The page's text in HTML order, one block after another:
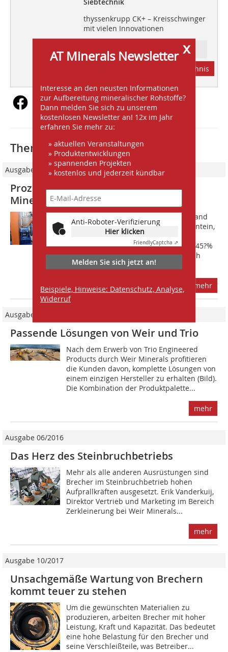
thyssenkrupp CK+ – Kreisschwinger
mit vielen Innovationen
Ressort: FOCUS INDUSTRY
Inhaltsverzeichnis
x
AT Minerals Newsletter
Interesse an den neusten Informationen
zur Aufbereitung mineralischer Rohstoffe?
Dann melden Sie sich zu unserem
kostenlosen Newsletter an! 12x im Jahr
erfahren Sie mehr zu:
» aktuellen Veranstaltungen
» Produktentwicklungen
» spannenden Projekten
» kostenlos und jederzeit kündbar
Anti-Roboter-Verifizierung
Hier klicken
FriendlyCaptcha ⇗
Melden Sie sich jetzt an!
Beispiele, Hinweise: Datenschutz, Analyse,
Widerruf
Thematisch passende Artikel:
Ausgabe 09/2017
Prozessorientierte Lösung von WEIR
Minerals steigert Ergebnis von CNC
CNC Crushers, dem Lieferanten von Sand
und Zuschlagsstoffen mit Sitz in Stilfontein,
gelang es, den Durchsatz seiner
Brecheranlage Roadstone Shaft 5 um 45?%
zu steigern. Gleichzeitig konnten durch
die...
mehr
Ausgabe 07-08/2015
Passende Lösungen von Weir und Trio
Nach dem Erwerb von Trio Engineered
Products durch Weir Minerals profitieren
die Kunden davon, komplette Lösungen von
einem einzigen Hersteller zu erhalten (Bild).
Die Kombination der Produktpalette...
mehr
Ausgabe 06/2016
Das Herz des Steinbruchbetriebs
Mehr als alle anderen Ausrüstungen sind
Brecher im Steinbruchbetrieb hohen
Aufprallkräften ausgesetzt. Erik Vanderkuij,
Direktor Vertrieb und Marketing im Bereich
Zerkleinerung bei Weir Minerals...
mehr
Ausgabe 10/2017
Unsachgemäße Wartung von Brechern
kommt teuer zu stehen
Um die gewünschten Materialien zu
produzieren, arbeiten Brecher mit hoher
Leistung, Kraft und Kapazität. Das bedeutet
eine hohe Belastung für den Brecher und
seine Verschleißteile, was Betreiber...